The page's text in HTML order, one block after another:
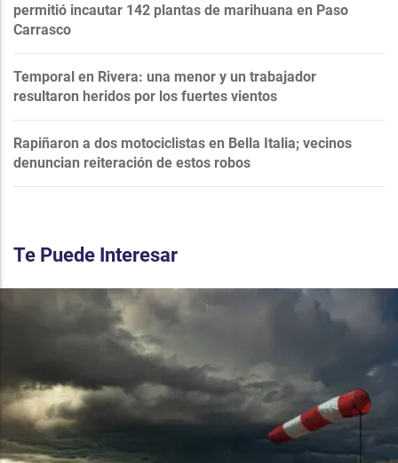
permitió incautar 142 plantas de marihuana en Paso
Carrasco
Temporal en Rivera: una menor y un trabajador
resultaron heridos por los fuertes vientos
Rapiñaron a dos motociclistas en Bella Italia; vecinos
denuncian reiteración de estos robos
Te Puede Interesar